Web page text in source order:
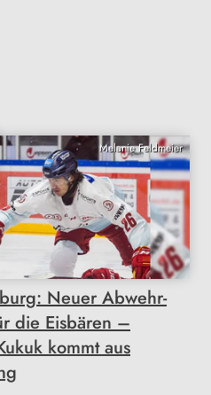
Melanie Feldmeier
Neuer Abwehr-
die Eisbären –
kommt aus